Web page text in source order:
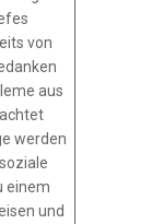
von
aus
werden
einem
und